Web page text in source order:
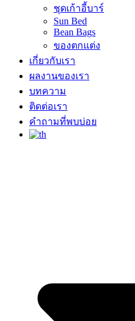
ชุดเก้าอี้บาร์
Sun Bed
Bean Bags
ของตกแต่ง
เกี่ยวกับเรา
ผลงานของเรา
บทความ
ติดต่อเรา
คำถามที่พบบ่อย